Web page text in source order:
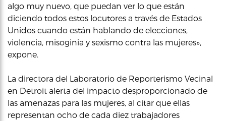
algo muy nuevo, que puedan ver lo que están
diciendo todos estos locutores a través de Estados
Unidos cuando están hablando de elecciones,
violencia, misoginia y sexismo contra las mujeres»,
expone.
La directora del Laboratorio de Reporterismo Vecinal
en Detroit alerta del impacto desproporcionado de
las amenazas para las mujeres, al citar que ellas
representan ocho de cada diez trabajadores